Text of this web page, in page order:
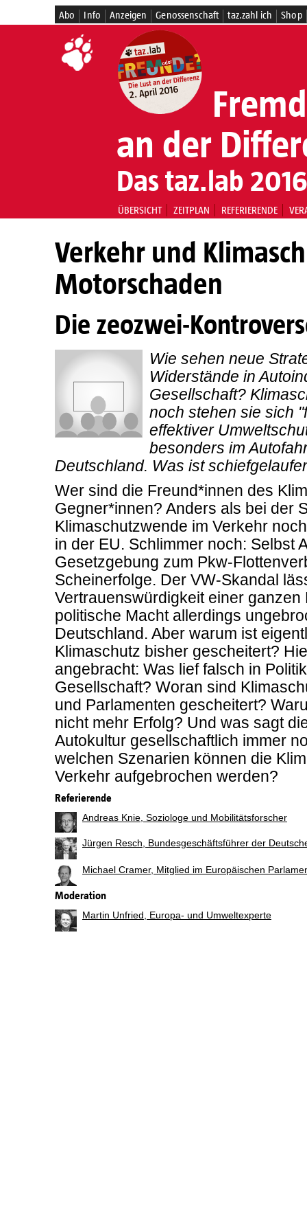
Abo Info Anzeigen Genossenschaft taz.zahl ich Shop
an der
Das taz.lab
ÜBERSICHT ZEITPLAN REFERIERENDE
Verkehr und
Motorschaden
Die zeozwei-
Wie sehen neue
Widerstände in
Gesellschaft?
noch stehen sie sich
effektiver
besonders im
Deutschland. Was ist
Wer sind die Freund*innen des
Gegner*innen? Anders als bei der
Klimaschutzwende im Verkehr
in der EU. Schlimmer noch: Selbst
Gesetzgebung zum Pkw-
Scheinerfolge. Der VW-Skandal
Vertrauenswürdigkeit einer
politische Macht allerdings
Deutschland. Aber warum ist
Klimaschutz bisher gescheitert?
angebracht: Was lief falsch in
Gesellschaft? Woran sind
und Parlamenten gescheitert?
nicht mehr Erfolg? Und was sagt
Autokultur gesellschaftlich immer
welchen Szenarien können die
Verkehr aufgebrochen werden?
Referierende
Andreas Knie, Soziologe und Mobilitätsforscher
Jürgen Resch, Bundesgeschäftsführer der
Michael Cramer, Mitglied im Europäischen
Moderation
Martin Unfried, Europa- und Umweltexperte